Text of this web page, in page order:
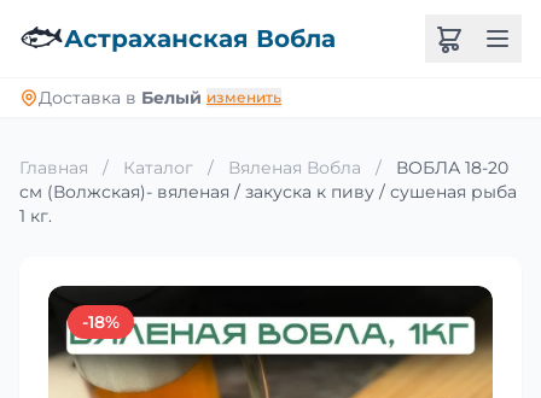
🐟Астраханская Вобла
Доставка в Белый изменить
Главная / Каталог / Вяленая Вобла /
ВОБЛА 18-20
см (Волжская)- вяленая / закуска к пиву / сушеная рыба
1 кг.
-18%